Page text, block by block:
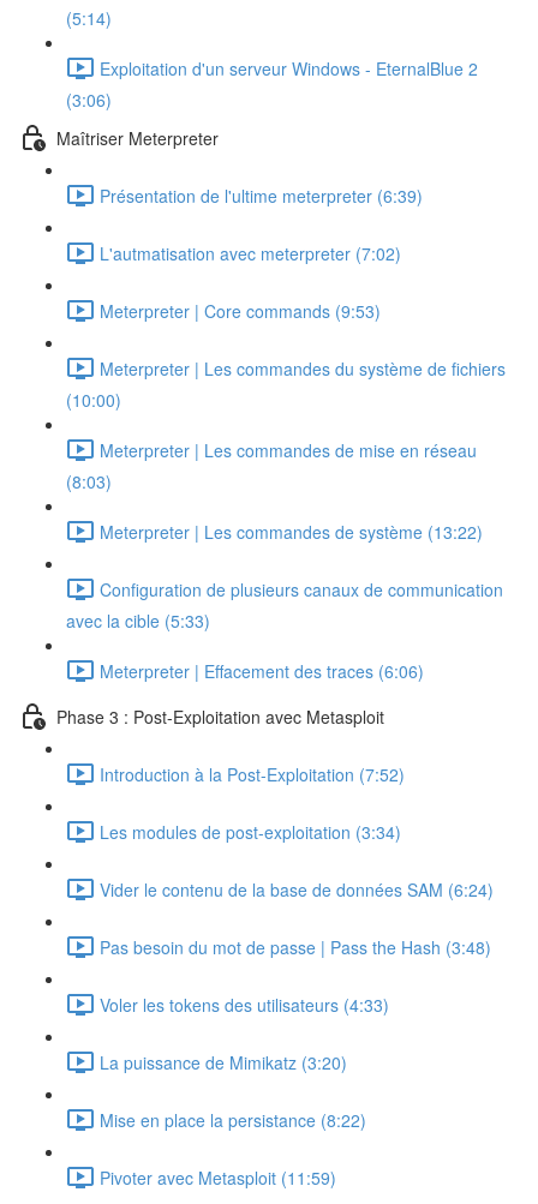
(5:14)
Exploitation d'un serveur Windows - EternalBlue 2
(3:06)
Maîtriser Meterpreter
Présentation de l'ultime meterpreter (6:39)
L'autmatisation avec meterpreter (7:02)
Meterpreter | Core commands (9:53)
Meterpreter | Les commandes du système de fichiers
(10:00)
Meterpreter | Les commandes de mise en réseau
(8:03)
Meterpreter | Les commandes de système (13:22)
Configuration de plusieurs canaux de communication
avec la cible (5:33)
Meterpreter | Effacement des traces (6:06)
Phase 3 : Post-Exploitation avec Metasploit
Introduction à la Post-Exploitation (7:52)
Les modules de post-exploitation (3:34)
Vider le contenu de la base de données SAM (6:24)
Pas besoin du mot de passe | Pass the Hash (3:48)
Voler les tokens des utilisateurs (4:33)
La puissance de Mimikatz (3:20)
Mise en place la persistance (8:22)
Pivoter avec Metasploit (11:59)